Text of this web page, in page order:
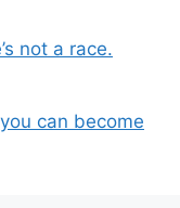
not a race.
can become